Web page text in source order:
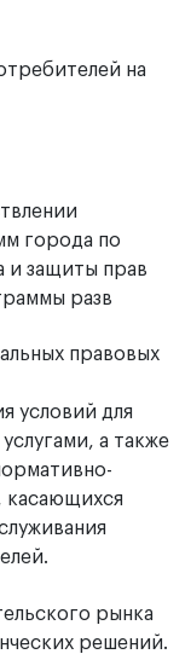
на
города по
и защиты прав
разв
правовых
условий для
а также
касающихся
рынка
решений.